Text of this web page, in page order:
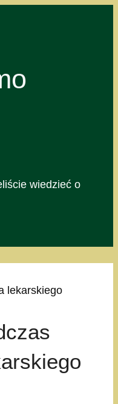
wiedzieć o